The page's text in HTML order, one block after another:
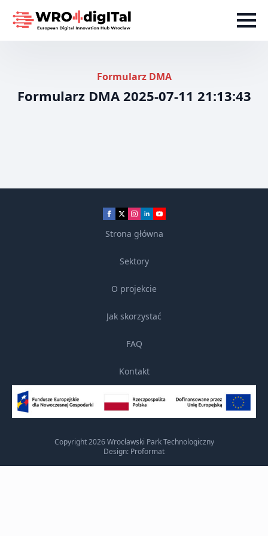
Formularz DMA
Formularz DMA 2025-07-11 21:13:43
Strona główna
Sektory
O projekcie
Jak skorzystać
FAQ
Kontakt
Copyright 2026 Wrocławski Park Technologiczny
Design: Proformat